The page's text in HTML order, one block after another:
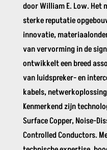
door William E. Low. Het
sterke reputatie
innovatie,
van vervorming in de
ontwikkelt een breed
van luidspreker- en
kabels,
Kenmerkend zijn
Surface Copper, Noise-
Controlled Conductors.